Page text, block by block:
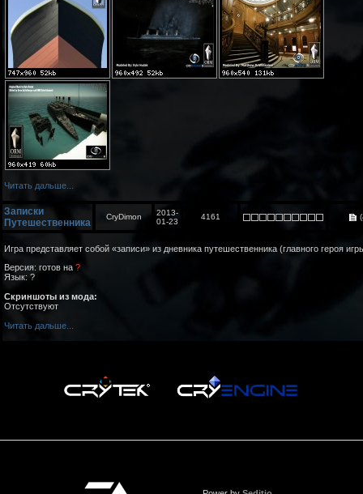
Читать дальше...
Записки
Путешественника
CryDimon
2013-
01-23
4161
Игра представляет собой «записи» из дневника путешественника (главного героя
Версия: готов на ?
Язык: ?
Скриншоты из мода:
Отсутствуют
Читать дальше...